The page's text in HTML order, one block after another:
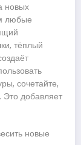
новых
любые
тёплый
сочетайте,
добавляет
новые